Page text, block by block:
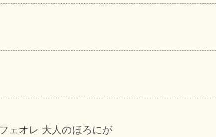
ェオレ 大人のほろにが